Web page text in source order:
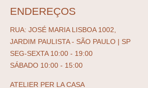
ENDEREÇOS
RUA: JOSÉ MARIA LISBOA 1002,
JARDIM PAULISTA - SÃO PAULO | SP
SEG-SEXTA 10:00 - 19:00
SÁBADO 10:00 - 15:00
ATELIER PER LA CASA